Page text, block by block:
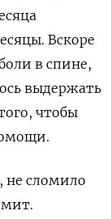
Вскоре
в спине,
выдержать
чтобы
не сломило